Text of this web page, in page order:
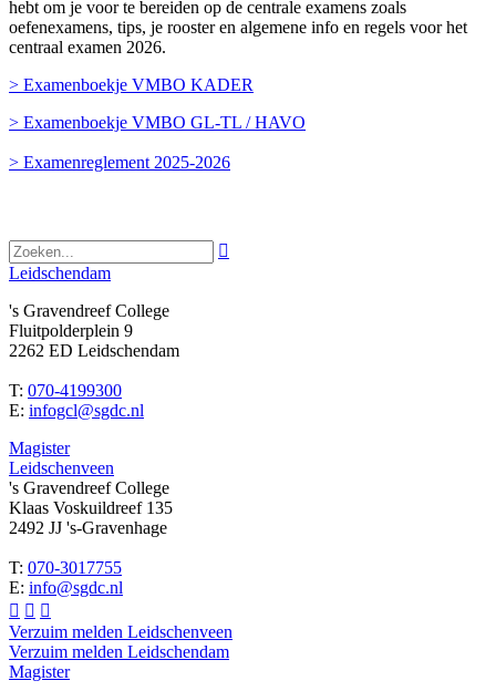
hebt om je voor te bereiden op de centrale examens zoals
oefenexamens, tips, je rooster en algemene info en regels voor het
centraal examen 2026.
> Examenboekje VMBO KADER
> Examenboekje VMBO GL-TL / HAVO
> Examenreglement 2025-2026

Leidschendam
's Gravendreef College
Fluitpolderplein 9
2262 ED Leidschendam
T: 070-4199300
E: infogcl@sgdc.nl
Magister
Leidschenveen
's Gravendreef College
Klaas Voskuildreef 135
2492 JJ 's-Gravenhage
T: 070-3017755
E: info@sgdc.nl
  
Verzuim melden Leidschenveen
Verzuim melden Leidschendam
Magister